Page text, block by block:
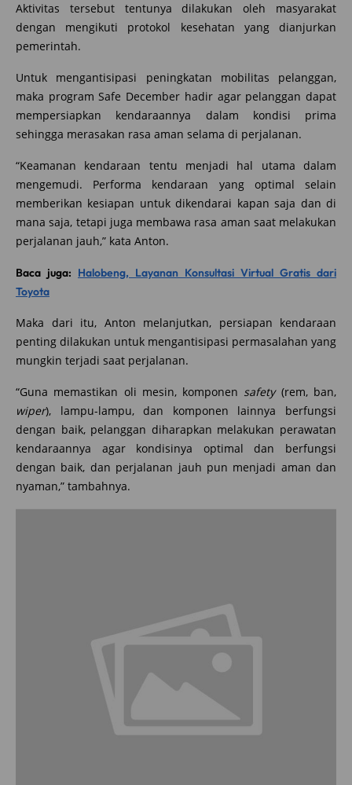
Aktivitas tersebut tentunya dilakukan oleh masyarakat
dengan mengikuti protokol kesehatan yang dianjurkan
pemerintah.
Untuk mengantisipasi peningkatan mobilitas pelanggan,
maka program Safe December hadir agar pelanggan dapat
mempersiapkan kendaraannya dalam kondisi prima
sehingga merasakan rasa aman selama di perjalanan.
“Keamanan kendaraan tentu menjadi hal utama dalam
mengemudi. Performa kendaraan yang optimal selain
memberikan kesiapan untuk dikendarai kapan saja dan di
mana saja, tetapi juga membawa rasa aman saat melakukan
perjalanan jauh,” kata Anton.
Baca juga: Halobeng, Layanan Konsultasi Virtual Gratis dari
Toyota
Maka dari itu, Anton melanjutkan, persiapan kendaraan
penting dilakukan untuk mengantisipasi permasalahan yang
mungkin terjadi saat perjalanan.
“Guna memastikan oli mesin, komponen safety(rem, ban,
wiper), lampu-lampu, dan komponen lainnya berfungsi
dengan baik, pelanggan diharapkan melakukan perawatan
kendaraannya agar kondisinya optimal dan berfungsi
dengan baik, dan perjalanan jauh pun menjadi aman dan
nyaman,” tambahnya.